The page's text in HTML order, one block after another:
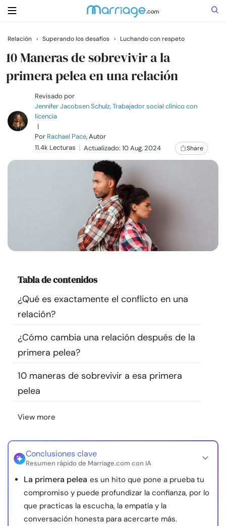
Buscar
Casarse
Relaciones
Familia
Encuentra un terapeuta
Idioma
Sobre nosotros Contáctanos Escríbenos
Publicidad con
nosotros
© Copyright 2026. Todos los derechos reservados.
Relación › Superando los desafíos › Luchando con respeto
10 Maneras de sobrevivir a la
primera pelea en una relación
Revisado por
Jennifer Jacobsen Schulz, Trabajador social clínico con
licencia
|
Por Rachael Pace, Autor
11.4k Lecturas
Actualizado: 10 Aug, 2024 Share
Tabla de contenidos
¿Qué es exactamente el conflicto en una
relación?
¿Cómo cambia una relación después de la
primera pelea?
10 maneras de sobrevivir a esa primera
pelea
View more
Conclusiones clave
Resumen rápido de Marriage.com con IA
La primera pelea es un hito que pone a prueba tu
compromiso y puede profundizar la confianza, por lo
que practicas la escucha, la empatía y la
conversación honesta para acercarte más.